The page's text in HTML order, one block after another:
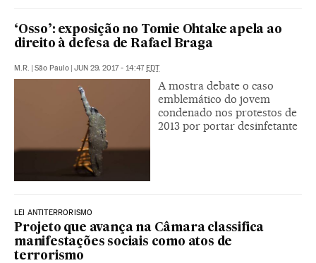
‘Osso’: exposição no Tomie Ohtake apela ao
direito à defesa de Rafael Braga
M.R. | São Paulo | JUN 29, 2017 - 14:47EDT
A mostra debate o caso
emblemático do jovem
condenado nos protestos de
2013 por portar desinfetante
LEI ANTITERRORISMO
Projeto que avança na Câmara classifica
manifestações sociais como atos de
terrorismo